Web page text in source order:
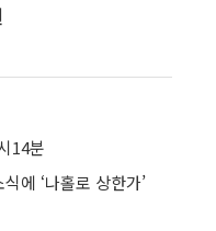
14분
에 ‘나홀로 상한가’